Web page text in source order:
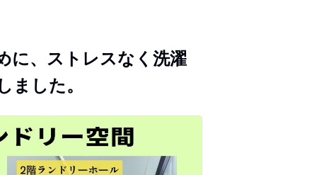
に、ストレスなく洗濯
ました。